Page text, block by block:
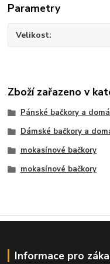
Parametry
Velikost
Zboží zařazeno v
Pánské bačkory a
Dámské bačkory a
mokasínové bačkory
mokasínové bačkory
Informace pro